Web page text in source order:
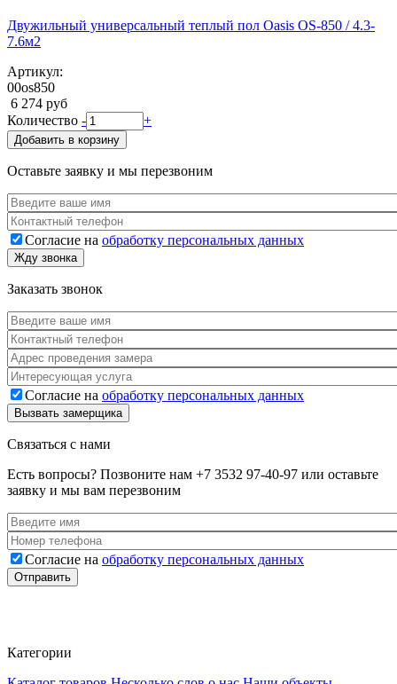
Двужильный универсальный теплый пол Oasis OS-850 / 4.3-
7.6м2
Артикул:
00os850
6 274 руб
Количество - +
Добавить в корзину
Оставьте заявку и мы перезвоним
Ваше имя*
Телефон*
Согласие на обработку персональных данных
Согласие*
Жду звонка
Заказать звонок
Ваше имя*
Телефон*
Адрес*
Услуга
Согласие на обработку персональных данных
Согласие*
Вызвать замерщика
Связаться с нами
Есть вопросы? Позвоните нам +7 3532 97-40-97 или оставьте
заявку и мы вам перезвоним
Ваше имя*
Номер телефона*
Согласие на обработку персональных данных
Согласие*
Отправить
Категории